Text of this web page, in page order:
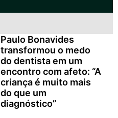
Paulo Bonavides
transformou o medo
do dentista em um
encontro com afeto: “A
criança é muito mais
do que um
diagnóstico”